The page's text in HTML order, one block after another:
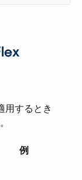
用するとき
例